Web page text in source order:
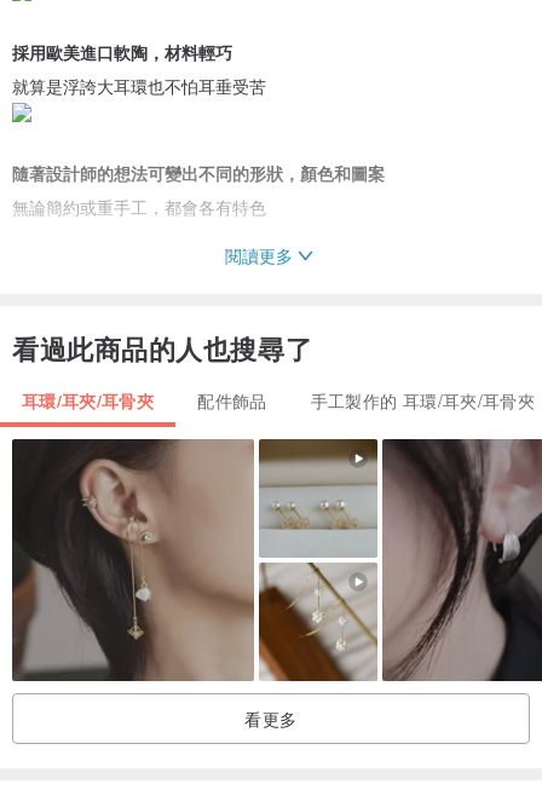
採用歐美進口軟陶，材料輕巧
就算是浮誇大耳環也不怕耳垂受苦
隨著設計師的想法可變出不同的形狀，顏色和圖案
無論簡約或重手工，都會各有特色
雖然軟陶都有一定的韌性，但都請不要故意去折斷啊
在除下耳塞的時候，請温柔的旋轉式地拿取
⊳ ⊳ ⊳ ⊳ ⊳ ⊳ ⊳ ⊳ ⊳ ⊳ ⊳ ⊳ ⊳ ⊳ ⊳ ⊳ ⊳ ⊳ ⊳ ⊳ ⊳ ⊳ ⊳ ⊳ ⊳
手工都難免會有一點點手紋，陶泥中有細少的纖維混入，
烘焙產生的小泡泡等手工的痕跡，但絕對不會影響外觀
如果有非常介意的朋友要注意想清楚才拍啊
個人衛生安全的關係，除了非人為瑕疵以外一旦售出既不退貨，
請您見諒
閱讀更多
看過此商品的人也搜尋了
耳環/耳夾/耳骨夾 配件飾品 手工製作的 耳環/耳夾/耳骨夾
看更多